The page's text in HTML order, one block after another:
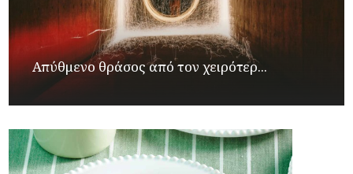
Απύθμενο θράσος από τον χειρότερ...